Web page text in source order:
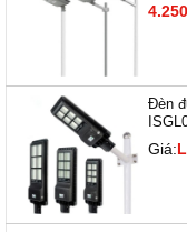
Đèn
Giá: